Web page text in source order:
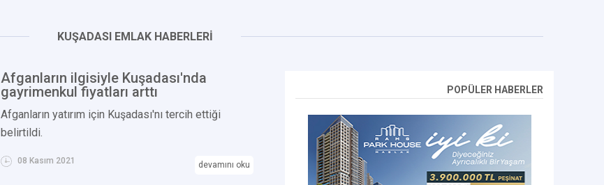
KUŞADASI EMLAK HABERLERİ
Afganların ilgisiyle Kuşadası'nda
gayrimenkul fiyatları arttı
Afganların yatırım için Kuşadası'nı tercih ettiği
belirtildi.
08 Kasım 2021 devamını oku
POPÜLER HABERLER